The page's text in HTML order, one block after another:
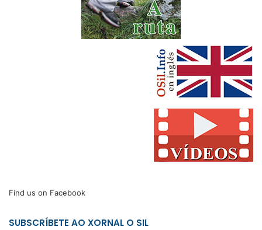
Find us on Facebook
SUBSCRÍBETE AO XORNAL O SIL